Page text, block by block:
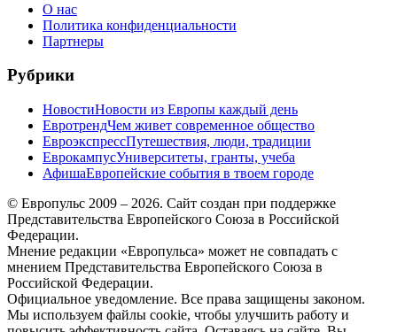
О нас
Политика конфиденциальности
Партнеры
Рубрики
НовостиНовости из Европы каждый день
ЕвротрендЧем живет современное общество
ЕвроэкспрессПутешествия, люди, традиции
ЕврокампусУниверситеты, гранты, учеба
АфишаЕвропейские события в твоем городе
© Европульс 2009 – 2026. Сайт создан при поддержке
Представительства Европейского Союза в Российской
Федерации.
Мнение редакции «Европульса» может не совпадать с
мнением Представительства Европейского Союза в
Российской Федерации.
Официальное уведомление. Все права защищены законом.
Мы используем файлы cookie, чтобы улучшить работу и